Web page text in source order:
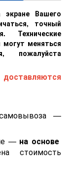
экране Вашего
точный
Технические
могут меняться
пожалуйста
—
— на основе
стоимость